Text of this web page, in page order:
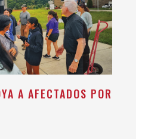
A AFECTADOS POR